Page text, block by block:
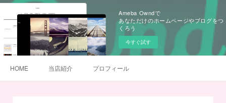
Ameba Owndで
あなただけのホームページやブログをつ
くろう
今すぐ試す
HOME 当店紹介 プロフィール